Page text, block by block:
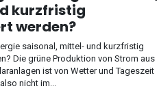
kurzfristig
werden?
saisonal, mittel- und kurzfristig
Die grüne Produktion von Strom aus
ist von Wetter und Tageszeit
nicht im...